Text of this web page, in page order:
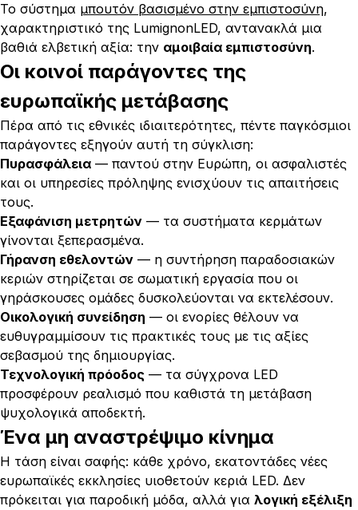
Το σύστημα μπουτόν βασισμένο στην εμπιστοσύνη,
χαρακτηριστικό της LumignonLED, αντανακλά μια
βαθιά ελβετική αξία: την αμοιβαία εμπιστοσύνη.
Οι κοινοί παράγοντες της
ευρωπαϊκής μετάβασης
Πέρα από τις εθνικές ιδιαιτερότητες, πέντε παγκόσμιοι
παράγοντες εξηγούν αυτή τη σύγκλιση:
Πυρασφάλεια — παντού στην Ευρώπη, οι ασφαλιστές
και οι υπηρεσίες πρόληψης ενισχύουν τις απαιτήσεις
τους.
Εξαφάνιση μετρητών — τα συστήματα κερμάτων
γίνονται ξεπερασμένα.
Γήρανση εθελοντών — η συντήρηση παραδοσιακών
κεριών στηρίζεται σε σωματική εργασία που οι
γηράσκουσες ομάδες δυσκολεύονται να εκτελέσουν.
Οικολογική συνείδηση — οι ενορίες θέλουν να
ευθυγραμμίσουν τις πρακτικές τους με τις αξίες
σεβασμού της δημιουργίας.
Τεχνολογική πρόοδος — τα σύγχρονα LED
προσφέρουν ρεαλισμό που καθιστά τη μετάβαση
ψυχολογικά αποδεκτή.
Ένα μη αναστρέψιμο κίνημα
Η τάση είναι σαφής: κάθε χρόνο, εκατοντάδες νέες
ευρωπαϊκές εκκλησίες υιοθετούν κεριά LED. Δεν
πρόκειται για παροδική μόδα, αλλά για λογική εξέλιξη